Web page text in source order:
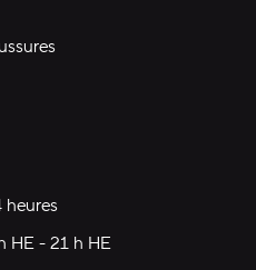
heures24 heures
HE - 21 h HE9 h HE - 21 h HE